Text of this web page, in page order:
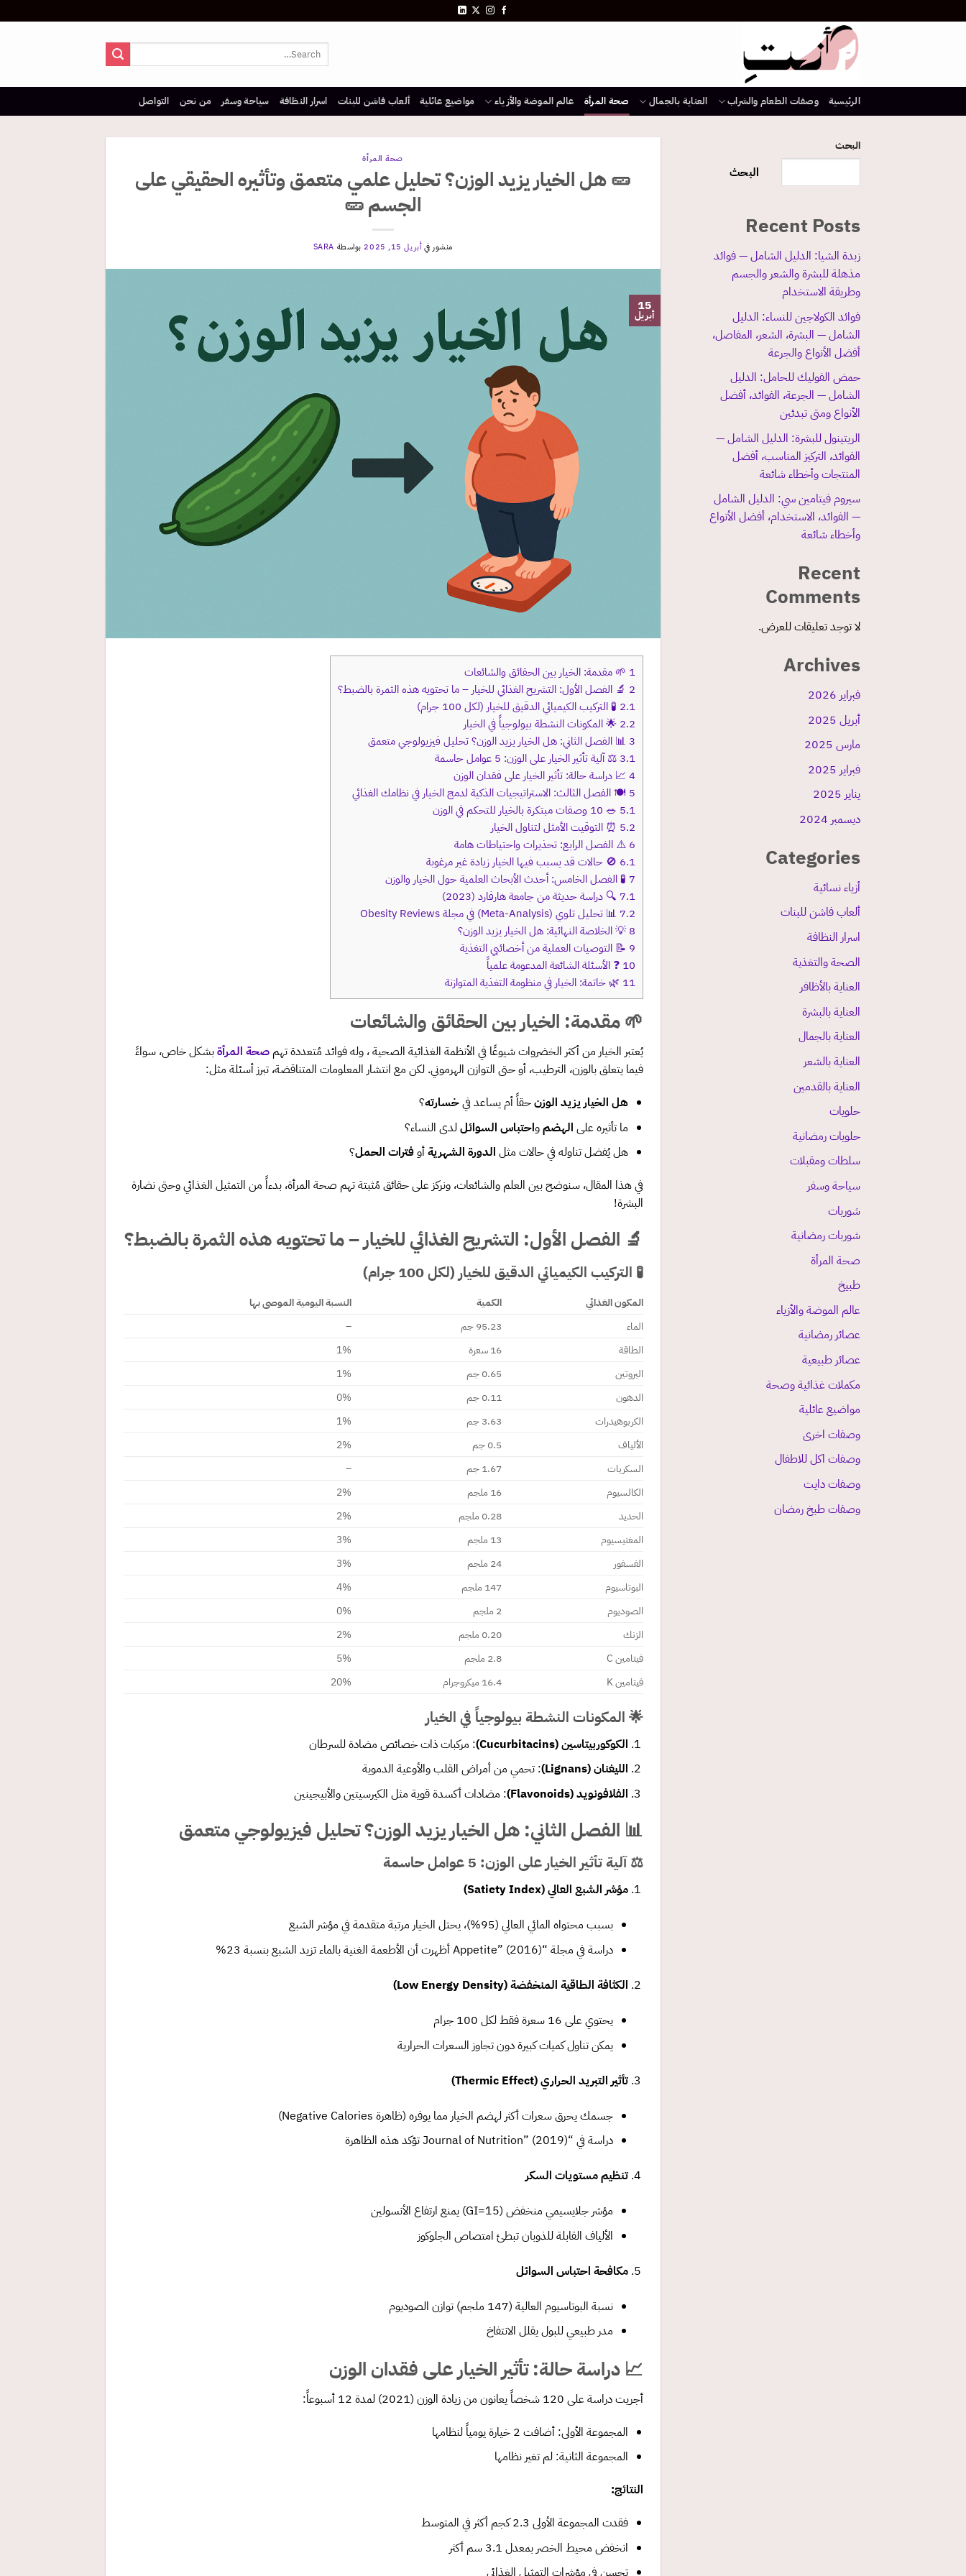
للمحتوى
الرئيسية وصفات الطعام والشراب العناية بالجمال صحة المرأة عالم الموضة والأزياء مواضيع عائلية ألعاب فاشن للبنات اسرار النظافة سياحة وسفر من نحن التواصل
البحث
البحث
Recent Posts
زبدة الشيا: الدليل الشامل — فوائد
مذهلة للبشرة والشعر والجسم
وطريقة الاستخدام
فوائد الكولاجين للنساء: الدليل
الشامل — البشرة، الشعر، المفاصل،
أفضل الأنواع والجرعة
حمض الفوليك للحامل: الدليل
الشامل — الجرعة، الفوائد، أفضل
الأنواع ومتى تبدئين
الريتينول للبشرة: الدليل الشامل —
الفوائد، التركيز المناسب، أفضل
المنتجات وأخطاء شائعة
سيروم فيتامين سي: الدليل الشامل
— الفوائد، الاستخدام، أفضل الأنواع
وأخطاء شائعة
Recent
Comments
لا توجد تعليقات للعرض.
Archives
فبراير 2026
أبريل 2025
مارس 2025
فبراير 2025
يناير 2025
ديسمبر 2024
Categories
أزياء نسائية
ألعاب فاشن للبنات
اسرار النظافة
الصحة والتغذية
العناية بالأظافر
العناية بالبشرة
العناية بالجمال
العناية بالشعر
العناية بالقدمين
حلويات
حلويات رمضانية
سلطات ومقبلات
سياحة وسفر
شوربات
شوربات رمضانية
صحة المرأة
طبيخ
عالم الموضة والأزياء
عصائر رمضانية
عصائر طبيعية
مكملات غذائية وصحة
مواضيع عائلية
وصفات اخرى
وصفات اكل للاطفال
وصفات دايت
وصفات طبخ رمضان
صحة المرأة
🥒 هل الخيار يزيد الوزن؟ تحليل علمي متعمق وتأثيره الحقيقي على
الجسم 🥒
منشور فيأبريل 15, 2025 بواسطة SARA
15
أبريل
1 🌱 مقدمة: الخيار بين الحقائق والشائعات
2 🔬 الفصل الأول: التشريح الغذائي للخيار – ما تحتويه هذه الثمرة بالضبط؟
2.1 🧪 التركيب الكيميائي الدقيق للخيار (لكل 100 جرام)
2.2 🌟 المكونات النشطة بيولوجياً في الخيار
3 📊 الفصل الثاني: هل الخيار يزيد الوزن؟ تحليل فيزيولوجي متعمق
3.1 ⚖️ آلية تأثير الخيار على الوزن: 5 عوامل حاسمة
4 📈 دراسة حالة: تأثير الخيار على فقدان الوزن
5 🍽 الفصل الثالث: الاستراتيجيات الذكية لدمج الخيار في نظامك الغذائي
5.1 🥗 10 وصفات مبتكرة بالخيار للتحكم في الوزن
5.2 ⏰ التوقيت الأمثل لتناول الخيار
6 ⚠️ الفصل الرابع: تحذيرات واحتياطات هامة
6.1 🚫 حالات قد يسبب فيها الخيار زيادة غير مرغوبة
7 🧪 الفصل الخامس: أحدث الأبحاث العلمية حول الخيار والوزن
7.1 🔍 دراسة حديثة من جامعة هارفارد (2023)
7.2 📊 تحليل تلوي (Meta-Analysis) في مجلة Obesity Reviews
8💡 الخلاصة النهائية: هل الخيار يزيد الوزن؟
9 📝 التوصيات العملية من أخصائيي التغذية
10 ❓ الأسئلة الشائعة المدعومة علمياً
11 🌿 خاتمة: الخيار في منظومة التغذية المتوازنة
🌱 مقدمة: الخيار بين الحقائق والشائعات
يُعتبر الخيار من أكثر الخضروات شيوعًا في الأنظمة الغذائية الصحية ، وله فوائد مُتعددة تهم صحة المرأةبشكل خاص، سواءً
فيما يتعلق بالوزن، الترطيب، أو حتى التوازن الهرموني. لكن مع انتشار المعلومات المتناقضة، تبرز أسئلة مثل:
هل الخيار يزيد الوزنحقاً أم يساعد فيخسارته؟
ما تأثيره على الهضمواحتباس السوائللدى النساء؟
هل يُفضل تناوله في حالات مثل الدورة الشهريةأوفترات الحمل؟
في هذا المقال، سنوضح بين العلم والشائعات، ونركز على حقائق مُثبتة تهم صحة المرأة، بدءاً من التمثيل الغذائي وحتى نضارة
البشرة!
🔬 الفصل الأول: التشريح الغذائي للخيار – ما تحتويه هذه الثمرة بالضبط؟
🧪 التركيب الكيميائي الدقيق للخيار (لكل 100 جرام)
المكون الغذائي الكمية
النسبة اليومية الموصى بها
الماء
95.23 جم
–
الطاقة
16 سعرة
1%
البروتين
0.65 جم
1%
الدهون
0.11 جم
0%
الكربوهيدرات
3.63 جم
1%
الألياف
0.5 جم
2%
السكريات
1.67 جم
–
الكالسيوم
16 ملجم
2%
الحديد
0.28 ملجم
2%
المغنيسيوم
13 ملجم
3%
الفسفور
24 ملجم
3%
البوتاسيوم
147 ملجم
4%
الصوديوم
2 ملجم
0%
الزنك
0.20 ملجم
2%
فيتامين C
2.8 ملجم
5%
فيتامين K
16.4 ميكروجرام 20%
🌟 المكونات النشطة بيولوجياً في الخيار
الكوكوربيتاسين(Cucurbitacins)
: مركبات ذات خصائص مضادة للسرطان
الليغنان(Lignans)
: تحمي من أمراض القلب والأوعية الدموية
الفلافونويد(Flavonoids) : مضادات أكسدة قوية مثل الكيرسيتين والأبيجينين
📊 الفصل الثاني: هل الخيار يزيد الوزن؟ تحليل فيزيولوجي متعمق
⚖️ آلية تأثير الخيار على الوزن: 5 عوامل حاسمة
مؤشر الشبع العالي(Satiety Index)
بسبب محتواه المائي العالي (95%)، يحتل الخيار مرتبة متقدمة في مؤشر الشبع
دراسة في مجلة “Appetite” (2016) أظهرت أن الأطعمة الغنية بالماء تزيد الشبع بنسبة 23%
الكثافة الطاقية المنخفضة(Low Energy Density)
يحتوي على 16 سعرة فقط لكل 100 جرام
يمكن تناول كميات كبيرة دون تجاوز السعرات الحرارية
تأثير التبريد الحراري(Thermic Effect)
جسمك يحرق سعرات أكثر لهضم الخيار مما يوفره (ظاهرة Negative Calories)
دراسة في “Journal of Nutrition” (2019) تؤكد هذه الظاهرة
تنظيم مستويات السكر
مؤشر جلايسيمي منخفض (GI=15) يمنع ارتفاع الأنسولين
الألياف القابلة للذوبان تبطئ امتصاص الجلوكوز
مكافحة احتباس السوائل
نسبة البوتاسيوم العالية (147 ملجم) توازن الصوديوم
مدر طبيعي للبول يقلل الانتفاخ
📈 دراسة حالة: تأثير الخيار على فقدان الوزن
أجريت دراسة على 120 شخصاً يعانون من زيادة الوزن (2021) لمدة 12 أسبوعاً:
المجموعة الأولى: أضافت 2 خيارة يومياً لنظامها
المجموعة الثانية: لم تغير نظامها
النتائج:
فقدت المجموعة الأولى 2.3 كجم أكثر في المتوسط
انخفض محيط الخصر بمعدل 3.1 سم أكثر